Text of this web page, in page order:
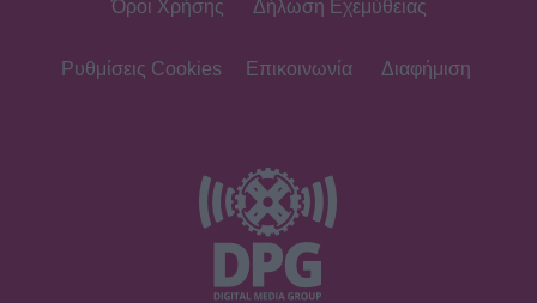
Όροι Χρήσης Δήλωση Εχεμύθειας
Ρυθμίσεις Cookies Επικοινωνία Διαφήμιση